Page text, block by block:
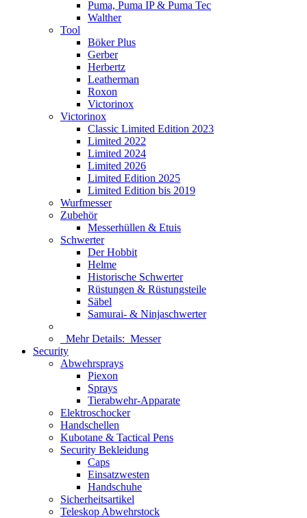
Puma, Puma IP & Puma Tec
Walther
Tool
Böker Plus
Gerber
Herbertz
Leatherman
Roxon
Victorinox
Victorinox
Classic Limited Edition 2023
Limited 2022
Limited 2024
Limited 2026
Limited Edition 2025
Limited Edition bis 2019
Wurfmesser
Zubehör
Messerhüllen & Etuis
Schwerter
Der Hobbit
Helme
Historische Schwerter
Rüstungen & Rüstungsteile
Säbel
Samurai- & Ninjaschwerter
Mehr Details: Messer
Security
Abwehrsprays
Piexon
Sprays
Tierabwehr-Apparate
Elektroschocker
Handschellen
Kubotane & Tactical Pens
Security Bekleidung
Caps
Einsatzwesten
Handschuhe
Sicherheitsartikel
Teleskop Abwehrstock